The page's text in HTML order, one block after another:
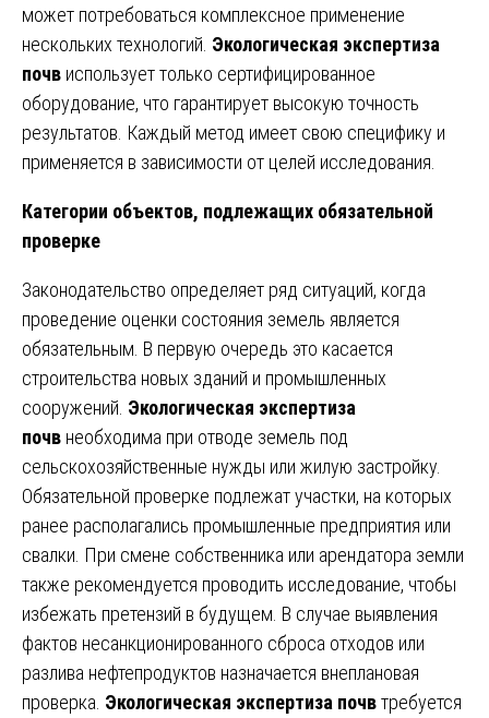
может потребоваться комплексное применение
нескольких технологий. Экологическая экспертиза
почв использует только сертифицированное
оборудование, что гарантирует высокую точность
результатов. Каждый метод имеет свою специфику и
применяется в зависимости от целей исследования.
Категории объектов, подлежащих обязательной
проверке
Законодательство определяет ряд ситуаций, когда
проведение оценки состояния земель является
обязательным. В первую очередь это касается
строительства новых зданий и промышленных
сооружений. Экологическая экспертиза
почв необходима при отводе земель под
сельскохозяйственные нужды или жилую застройку.
Обязательной проверке подлежат участки, на которых
ранее располагались промышленные предприятия или
свалки. При смене собственника или арендатора земли
также рекомендуется проводить исследование, чтобы
избежать претензий в будущем. В случае выявления
фактов несанкционированного сброса отходов или
разлива нефтепродуктов назначается внеплановая
проверка. Экологическая экспертиза почвтребуется